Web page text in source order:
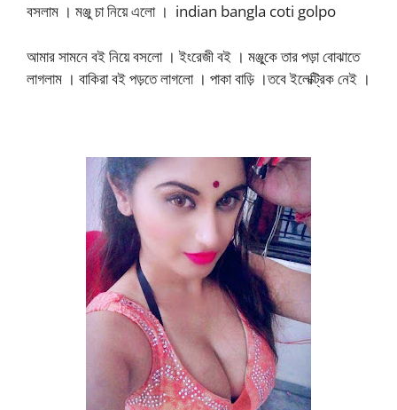
বসলাম । মঞ্জু চা নিয়ে এলো । indian bangla coti golpo
আমার সামনে বই নিয়ে বসলো । ইংরেজী বই । মঞ্জুকে তার পড়া বোঝাতে
লাগলাম । বাকিরা বই পড়তে লাগলো । পাকা বাড়ি ।তবে ইলেক্ট্রিক নেই ।